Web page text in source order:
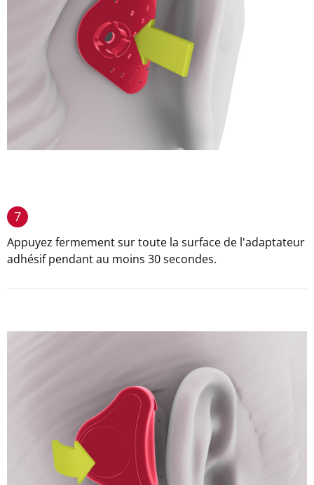
7
Appuyez fermement sur toute la surface de l'adaptateur
adhésif pendant au moins 30 secondes.